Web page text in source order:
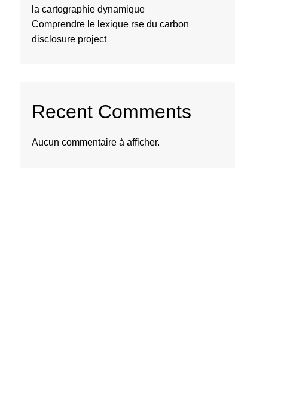
la cartographie dynamique
Comprendre le lexique rse du carbon
disclosure project
Recent Comments
Aucun commentaire à afficher.